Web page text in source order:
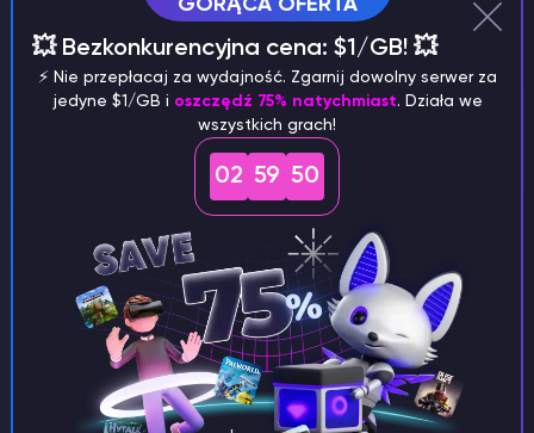
Wpisz polecenie/banid "SteamID"
"reason for the ban", aby zbanować gracza.
GORĄCA OFERTA
💥 Bezkonkurencyjna cena: $1/GB! 💥
⚡️ Nie przepłacaj za wydajność. Zgarnij dowolny serwer za
jedyne $1/GB i oszczędź 75% natychmiast. Działa we
wszystkich grach!
02 59 50